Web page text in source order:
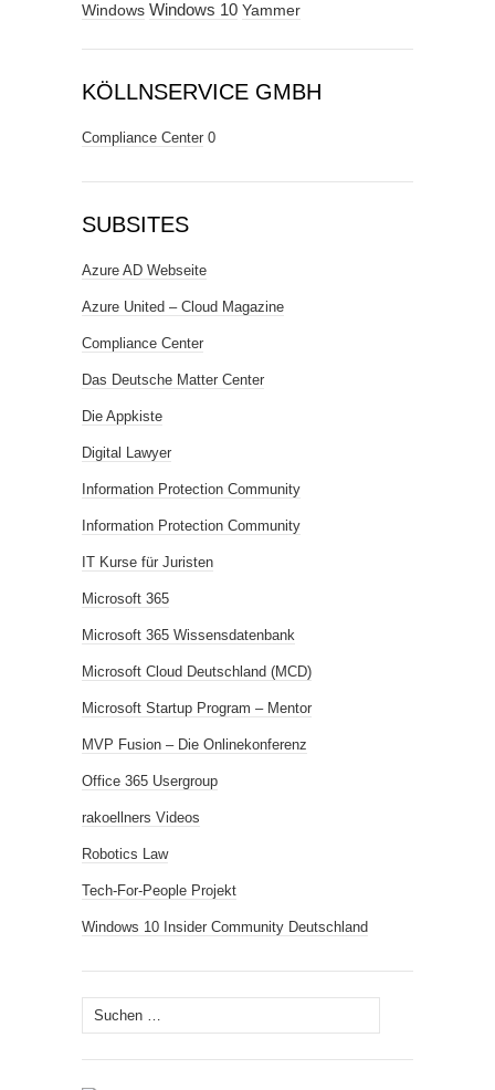
Windows Windows 10 Yammer
KÖLLNSERVICE GMBH
Compliance Center 0
SUBSITES
Azure AD Webseite
Azure United – Cloud Magazine
Compliance Center
Das Deutsche Matter Center
Die Appkiste
Digital Lawyer
Information Protection Community
Information Protection Community
IT Kurse für Juristen
Microsoft 365
Microsoft 365 Wissensdatenbank
Microsoft Cloud Deutschland (MCD)
Microsoft Startup Program – Mentor
MVP Fusion – Die Onlinekonferenz
Office 365 Usergroup
rakoellners Videos
Robotics Law
Tech-For-People Projekt
Windows 10 Insider Community Deutschland
Suchen
nach: